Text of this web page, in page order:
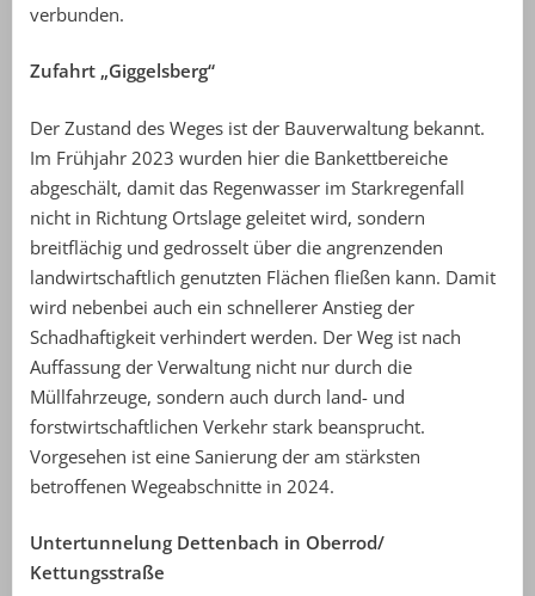
verbunden.
Zufahrt „Giggelsberg“
Der Zustand des Weges ist der Bauverwaltung bekannt.
Im Frühjahr 2023 wurden hier die Bankettbereiche
abgeschält, damit das Regenwasser im Starkregenfall
nicht in Richtung Ortslage geleitet wird, sondern
breitflächig und gedrosselt über die angrenzenden
landwirtschaftlich genutzten Flächen fließen kann. Damit
wird nebenbei auch ein schnellerer Anstieg der
Schadhaftigkeit verhindert werden. Der Weg ist nach
Auffassung der Verwaltung nicht nur durch die
Müllfahrzeuge, sondern auch durch land- und
forstwirtschaftlichen Verkehr stark beansprucht.
Vorgesehen ist eine Sanierung der am stärksten
betroffenen Wegeabschnitte in 2024.
Untertunnelung Dettenbach in Oberrod/
Kettungsstraße